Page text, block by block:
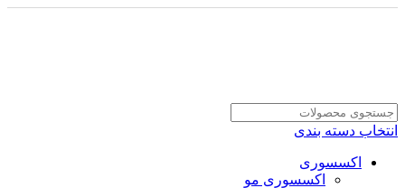
انتخاب دسته بندی
اکسسوری
اکسسوری مو